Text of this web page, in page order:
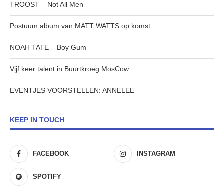
TROOST – Not All Men
Postuum album van MATT WATTS op komst
NOAH TATE – Boy Gum
Vijf keer talent in Buurtkroeg MosCow
EVENTJES VOORSTELLEN: ANNELEE
KEEP IN TOUCH
FACEBOOK INSTAGRAM
SPOTIFY